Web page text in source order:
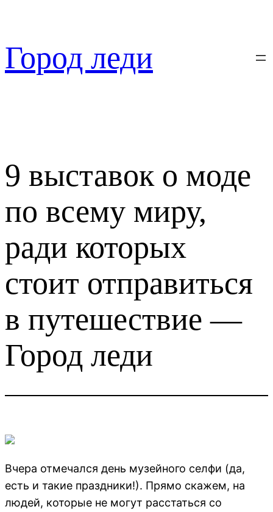
содержимому
Город леди
9 выставок о моде
по всему миру,
ради которых
стоит отправиться
в путешествие —
Город леди
Вчера отмечался день музейного селфи (да,
есть и такие праздники!). Прямо скажем, на
людей, которые не могут расстаться со